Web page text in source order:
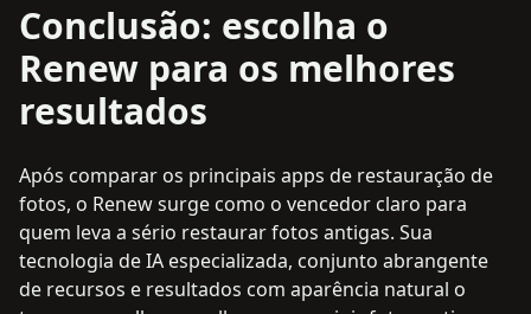
Conclusão: escolha o
Renew para os melhores
resultados
Após comparar os principais apps de restauração de
fotos, o Renew surge como o vencedor claro para
quem leva a sério restaurar fotos antigas. Sua
tecnologia de IA especializada, conjunto abrangente
de recursos e resultados com aparência natural o